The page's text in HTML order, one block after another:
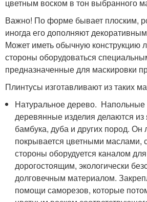
цветным воском в тон выбранного
Важно! По форме бывает плоским,
иногда его дополняют
Может иметь обычную конструкцию
стороны оборудоваться
предназначенные для маскировки
Плинтусы изготавливают из таких
Натуральное дерево.
деревянные изделия делаются из
бамбука, дуба и других пород. Он
покрывается цветными маслами,
стороны оборудуется каналом
дорогостоящим, экологически
долговечным материалом.
помощи саморезов, которые